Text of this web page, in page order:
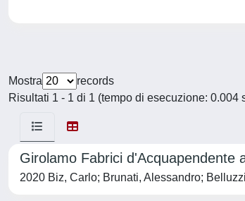
Mostra
records
Risultati 1 - 1 di 1 (tempo di esecuzione: 0.004
Girolamo Fabrici d'Acquapendente
2020 Biz, Carlo; Brunati, Alessandro;